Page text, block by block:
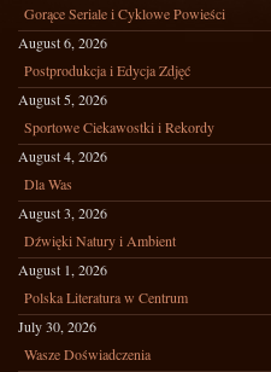
Gorące Seriale i Cyklowe Powieści
August 6, 2026
Postprodukcja i Edycja Zdjęć
August 5, 2026
Sportowe Ciekawostki i Rekordy
August 4, 2026
Dla Was
August 3, 2026
Dźwięki Natury i Ambient
August 1, 2026
Polska Literatura w Centrum
July 30, 2026
Wasze Doświadczenia